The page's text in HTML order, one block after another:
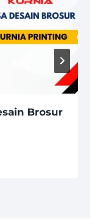
Brosur